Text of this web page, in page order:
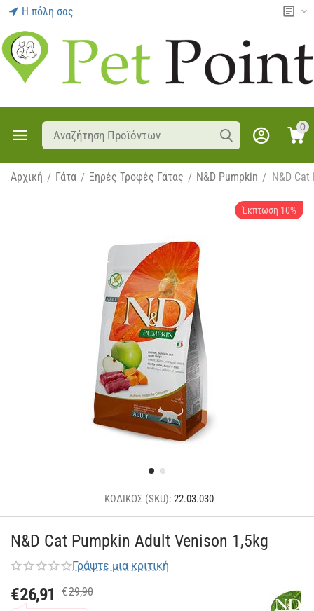
Η πόλη σας
0
Αρχική / Γάτα / Ξηρές Τροφές Γάτας / N&D Pumpkin / N&D
Έκπτωση 10%
ΚΩΔΙΚΟΣ (SKU): 22.03.030
N&D Cat Pumpkin Adult Venison 1,5kg
Γράψτε μια κριτική
€26,91 €29,90